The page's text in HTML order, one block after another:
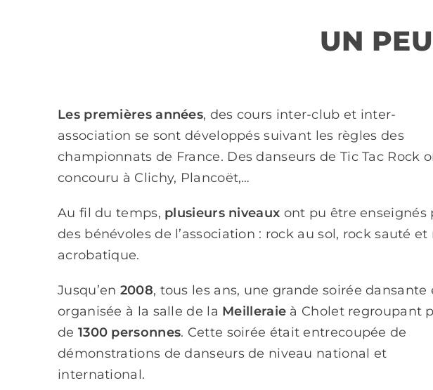
UN
Les premières années, des cours inter-club et inter-
association se sont développés suivant les règles des
championnats de France. Des danseurs de Tic Tac Rock
concouru à Clichy, Plancoët,…
Au fil du temps, plusieurs niveaux ont pu être enseignés
des bénévoles de l’association : rock au sol, rock sauté et
acrobatique.
Jusqu’en 2008, tous les ans, une grande soirée dansante
organisée à la salle de la Meilleraie à Cholet regroupant
de 1300 personnes. Cette soirée était entrecoupée de
démonstrations de danseurs de niveau national et
international.